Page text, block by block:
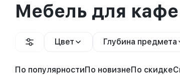
Мебель для
Цвет Глубина предмета
По популярностиПо новизнеПо скидке